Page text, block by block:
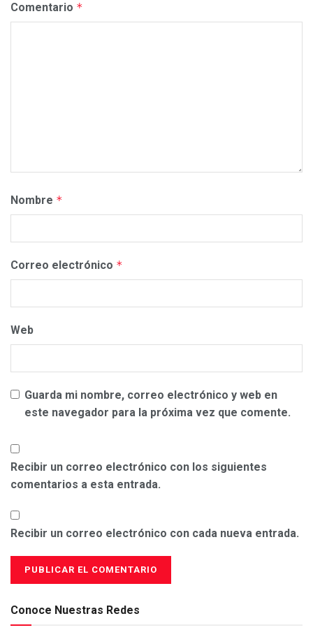
Comentario *
Nombre *
Correo electrónico *
Web
Guarda mi nombre, correo electrónico y web en
este navegador para la próxima vez que comente.
Recibir un correo electrónico con los siguientes
comentarios a esta entrada.
Recibir un correo electrónico con cada nueva entrada.
Conoce Nuestras Redes